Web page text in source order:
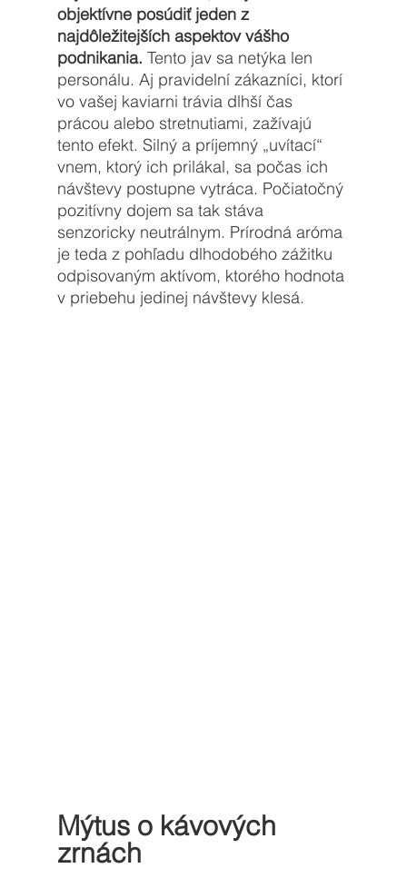
objektívne posúdiť jeden z
najdôležitejších aspektov vášho
podnikania. Tento jav sa netýka len
personálu. Aj pravidelní zákazníci, ktorí
vo vašej kaviarni trávia dlhší čas
prácou alebo stretnutiami, zažívajú
tento efekt. Silný a príjemný „uvítací“
vnem, ktorý ich prilákal, sa počas ich
návštevy postupne vytráca. Počiatočný
pozitívny dojem sa tak stáva
senzoricky neutrálnym. Prírodná aróma
je teda z pohľadu dlhodobého zážitku
odpisovaným aktívom, ktorého hodnota
v priebehu jedinej návštevy klesá.
Mýtus o kávových
zrnách